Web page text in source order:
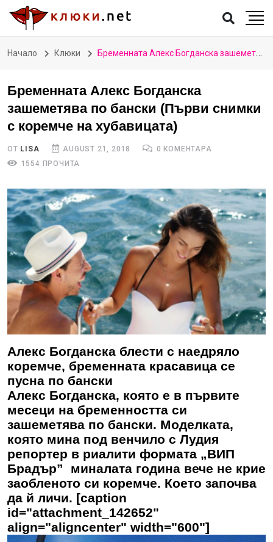
Начало Клюки Бременната Алекс Богданска зашеметява по бански (Първи снимки с коремче на хубавицата)
Бременната Алекс Богданска
зашеметява по бански (Първи снимки
с коремче на хубавицата)
ОТ LISA AUGUST 21, 2018
0 КОМЕНТАРА
1554 ПРОЧИТА
Алекс Богданска блести с наедряло
коремче, бременната красавица се
пусна по бански
Алекс Богданска, която е в първите
месеци на бременността си
зашеметява по бански. Моделката,
която мина под венчило с Лудия
репортер в риалити формата „ВИП
Брадър” миналата година вече не крие
заобленото си коремче. Което започва
да й личи. [caption
id="attachment_142652"
align="aligncenter" width="600"]